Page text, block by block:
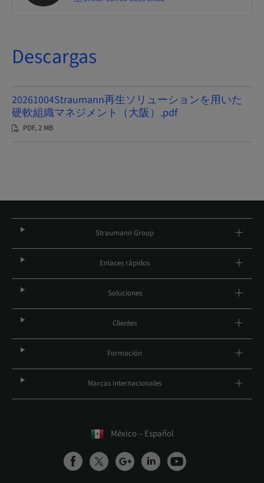
Descargas
20261004Straumann再生ソリューションを用いた
硬軟組織マネジメント（大阪）.pdf
PDF, 2 MB
Straumann Group
Enlaces rápidos
Soluciones
Clientes
Formación
Marcas internacionales
México – Español